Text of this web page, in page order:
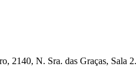
2140, N. Sra. das Graças, Sala